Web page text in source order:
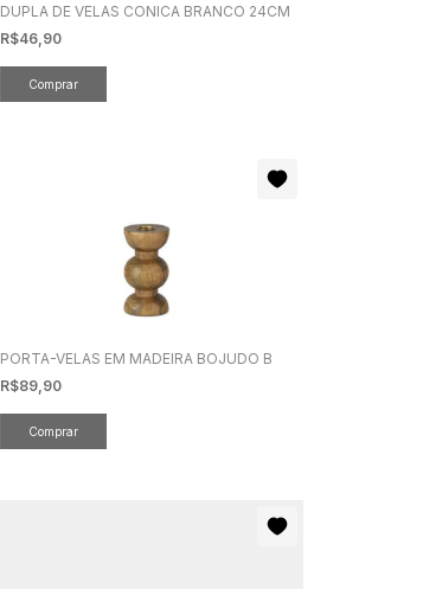
DUPLA DE VELAS CONICA BRANCO 24CM
R$46,90
PORTA-VELAS EM MADEIRA BOJUDO B
R$89,90